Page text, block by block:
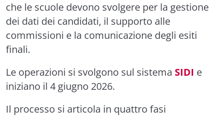
che le scuole devono svolgere per la gestione
dei dati dei candidati, il supporto alle
commissioni e la comunicazione degli esiti
finali.
Le operazioni si svolgono sul sistema SIDI e
iniziano il 4 giugno 2026.
Il processo si articola in quattro fasi